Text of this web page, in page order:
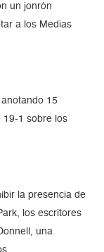
un jonrón
a los Medias
15
19-1 sobre los
la presencia de
los escritores
una